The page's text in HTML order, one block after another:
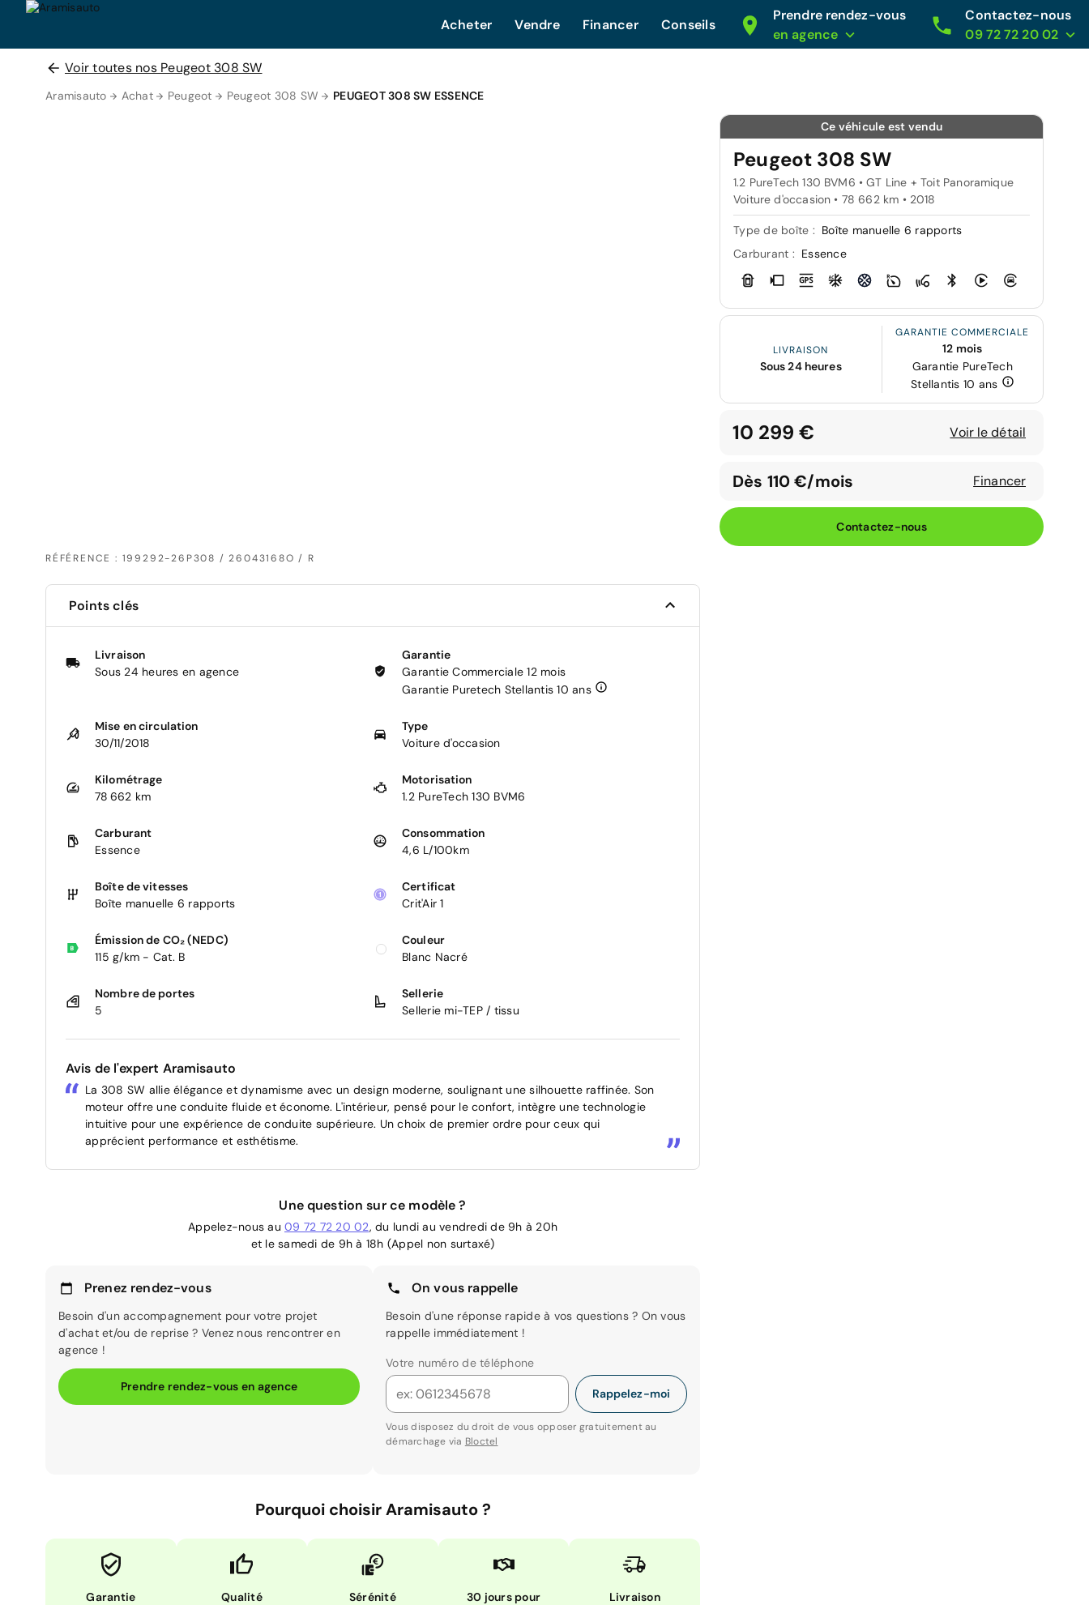
Acheter Vendre Financer Conseils
Prendre rendez-vous
en agence
Contactez-nous
09 72 72 20 02
Voir toutes nos Peugeot 308 SW
Aramisauto Achat Peugeot Peugeot 308 SW PEUGEOT 308 SW ESSENCE
RÉFÉRENCE : 199292-26P308 / 26043168O / R
Ce véhicule est vendu
Peugeot 308 SW
1.2 PureTech 130 BVM6 • GT Line + Toit Panoramique
Voiture d'occasion • 78 662 km • 2018
Type de boîte : Boîte manuelle 6 rapports
Carburant : Essence
LIVRAISON
Sous 24 heures
GARANTIE COMMERCIALE
12 mois
Garantie PureTech
Stellantis 10 ans
10 299 € Voir le détail
Dès 110 €/mois Financer
Contactez-nous
Points clés
Livraison
Sous 24 heures en agence
Garantie
Garantie Commerciale 12 mois
Garantie Puretech Stellantis 10 ans
Mise en circulation
30/11/2018
Type
Voiture d'occasion
Kilométrage
78 662 km
Motorisation
1.2 PureTech 130 BVM6
Carburant
Essence
Consommation
4,6 L/100km
Boîte de vitesses
Boîte manuelle 6 rapports
Certificat
Crit'Air 1
Émission de CO₂ (NEDC)
115 g/km - Cat. B
Couleur
Blanc Nacré
Nombre de portes
5
Sellerie
Sellerie mi-TEP / tissu
Avis de l'expert Aramisauto
La 308 SW allie élégance et dynamisme avec un design moderne, soulignant une silhouette raffinée. Son
moteur offre une conduite fluide et économe. L'intérieur, pensé pour le confort, intègre une technologie
intuitive pour une expérience de conduite supérieure. Un choix de premier ordre pour ceux qui
apprécient performance et esthétisme.
Une question sur ce modèle ?
Appelez-nous au 09 72 72 20 02, du lundi au vendredi de 9h à 20h
et le samedi de 9h à 18h (Appel non surtaxé)
Prenez rendez-vous
Besoin d'un accompagnement pour votre projet
d'achat et/ou de reprise ? Venez nous rencontrer en
agence !
Prendre rendez-vous en agence
On vous rappelle
Besoin d'une réponse rapide à vos questions ? On vous
rappelle immédiatement !
Votre numéro de téléphone
Rappelez-moi
Vous disposez du droit de vous opposer gratuitement au
démarchage via Bloctel
Pourquoi choisir Aramisauto ?
Garantie
Qualité Sérénité
30 jours pour
Livraison